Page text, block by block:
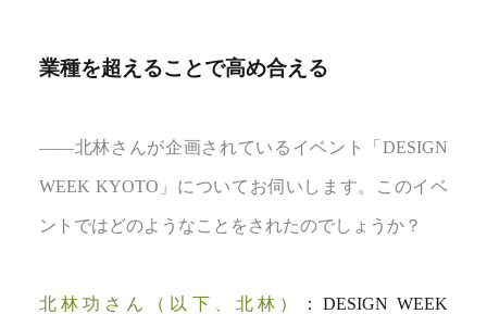
業種を超えることで高め合える
――北林さんが企画されているイベント「DESIGN
WEEK KYOTO」についてお伺いします。このイベ
ントではどのようなことをされたのでしょうか？
北林功さん（以下、北林） ：DESIGN WEEK